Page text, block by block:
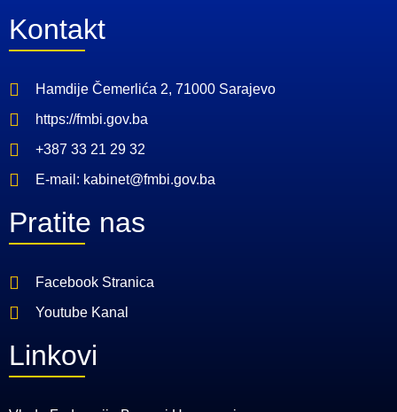
Kontakt
Hamdije Čemerlića 2, 71000 Sarajevo
https://fmbi.gov.ba
+387 33 21 29 32
E-mail: kabinet@fmbi.gov.ba
Pratite nas
Facebook Stranica
Youtube Kanal
Linkovi